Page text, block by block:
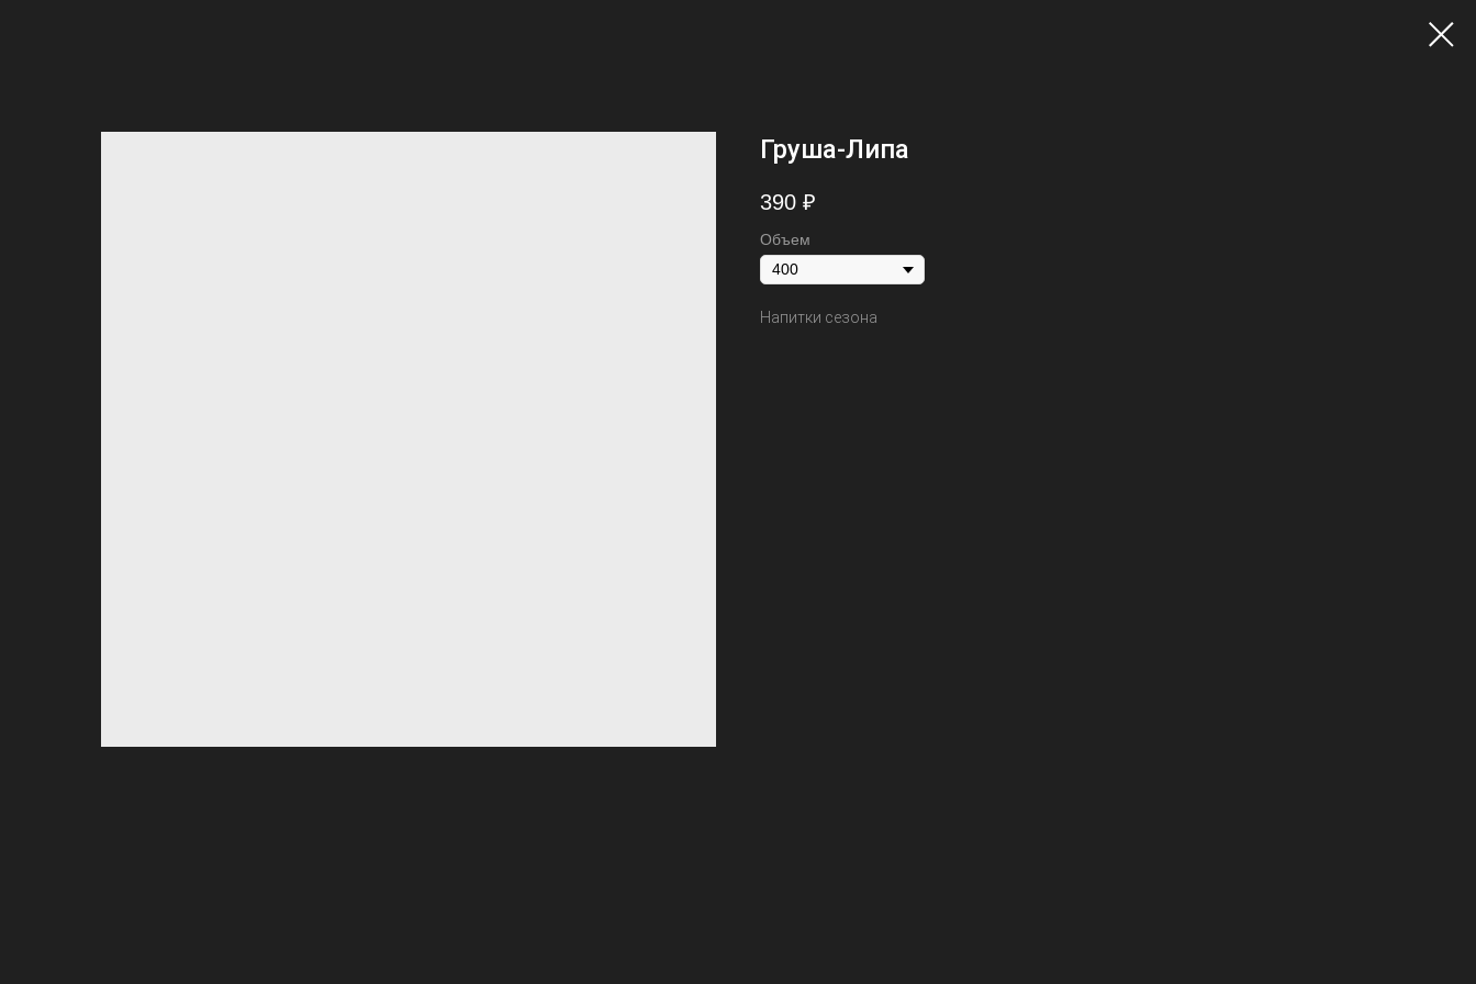
Груша-Липа
390 ₽
Объем
Напитки сезона